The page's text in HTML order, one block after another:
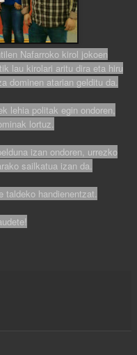
Nafarroko kirol jokoen
lau kirolari aritu dira eta hiru
dominen atarian gelditu da.
lehia politak egin ondoren,
lortuz.
izan ondoren, urrezko
sailkatua izan da.
handienentzat.